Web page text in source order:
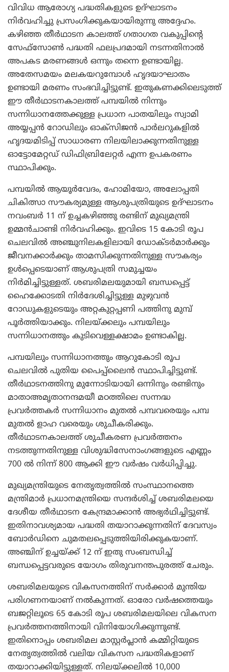
വിവിധ ആരോഗ്യ പദ്ധതികളുടെ ഉദ്ഘാടനം
നിര്‍വഹിച്ചു പ്രസംഗിക്കുകയായിരുന്നു അദ്ദേഹം.
കഴിഞ്ഞ തീര്‍ഥാടന കാലത്ത് ഗതാഗത വകുപ്പിന്റെ
സേഫ്‌സോണ്‍ പദ്ധതി ഫലപ്രദമായി നടന്നതിനാല്‍
അപകട മരണങ്ങള്‍ ഒന്നും തന്നെ ഉണ്ടായില്ല.
അതേസമയം മലകയറുമ്പോള്‍ ഹൃദയാഘാതം
ഉണ്ടായി മരണം സംഭവിച്ചിട്ടുണ്ട്. ഇതുകണക്കിലെടുത്ത്
ഈ തീര്‍ഥാടനകാലത്ത് പമ്പയില്‍ നിന്നും
സന്നിധാനത്തേക്കുള്ള പ്രധാന പാതയിലും സ്വാമി
അയ്യപ്പന്‍ റോഡിലും ഓക്‌സിജന്‍ പാര്‍ലറുകളില്‍
ഹൃദയമിടിപ്പ് സാധാരണ നിലയിലാക്കുന്നതിനുള്ള
ഓട്ടോമേറ്റഡ് ഡിഫിബ്രിലേറ്റര്‍ എന്ന ഉപകരണം
സ്ഥാപിക്കും.
പമ്പയില്‍ ആയൂര്‍വേദം, ഹോമിയോ, അലോപ്പതി
ചികിത്സാ സൗകര്യമുള്ള ആശുപത്രിയുടെ ഉദ്ഘാടനം
നവംബര്‍ 11 ന് ഉച്ചകഴിഞ്ഞു രണ്ടിന് മുഖ്യമന്ത്രി
ഉമ്മന്‍ചാണ്ടി നിര്‍വഹിക്കും. ഇവിടെ 15 കോടി രൂപ
ചെലവില്‍ അഞ്ചുനിലകളിലായി ഡോക്ടര്‍മാര്‍ക്കും
ജീവനക്കാര്‍ക്കും താമസിക്കുന്നതിനുള്ള സൗകര്യം
ഉള്‍പ്പെടെയാണ് ആശുപത്രി സമുച്ചയം
നിര്‍മിച്ചിട്ടുള്ളത്. ശബരിമലയുമായി ബന്ധപ്പെട്ട്
ഹൈക്കോടതി നിര്‍ദേശിച്ചിട്ടുള്ള മുഴുവന്‍
റോഡുകളുടെയും അറ്റകുറ്റപ്പണി പത്തിനു മുമ്പ്
പൂര്‍ത്തിയാക്കും. നിലയ്ക്കലും പമ്പയിലും
സന്നിധാനത്തും കുടിവെള്ളക്ഷാമം ഉണ്ടാകില്ല.
പമ്പയിലും സന്നിധാനത്തും ആറുകോടി രൂപ
ചെലവില്‍ പുതിയ പൈപ്പ്‌ലൈന്‍ സ്ഥാപിച്ചിട്ടുണ്ട്.
തീര്‍ഥാടനത്തിനു മുന്നോടിയായി ഒന്നിനും രണ്ടിനും
മാതാഅമൃതാനന്ദമയീ മഠത്തിലെ സന്നദ്ധ
പ്രവര്‍ത്തകര്‍ സന്നിധാനം മുതല്‍ പമ്പവരെയും പമ്പ
മുതല്‍ ളാഹ വരെയും ശുചീകരിക്കും.
തീര്‍ഥാടനകാലത്ത് ശുചീകരണ പ്രവര്‍ത്തനം
നടത്തുന്നതിനുള്ള വിശുദ്ധിസേനാംഗങ്ങളുടെ എണ്ണം
700 ല്‍ നിന്ന് 800 ആക്കി ഈ വര്‍ഷം വര്‍ധിപ്പിച്ചു.
മുഖ്യമന്ത്രിയുടെ നേതൃത്വത്തില്‍ സംസ്ഥാനത്തെ
മന്ത്രിമാര്‍ പ്രധാനമന്ത്രിയെ സന്ദര്‍ശിച്ച് ശബരിമലയെ
ദേശീയ തീര്‍ഥാടന കേന്ദ്രമാക്കാന്‍ അഭ്യര്‍ഥിച്ചിട്ടുണ്ട്.
ഇതിനാവശ്യമായ പദ്ധതി തയാറാക്കുന്നതിന് ദേവസ്വം
ബോര്‍ഡിനെ ചുമതലപ്പെടുത്തിയിരിക്കുകയാണ്.
അഞ്ചിന് ഉച്ചയ്ക്ക് 12 ന് ഇതു സംബന്ധിച്ച്
ബന്ധപ്പെട്ടവരുടെ യോഗം തിരുവനന്തപുരത്ത് ചേരും.
ശബരിമലയുടെ വികസനത്തിന് സര്‍ക്കാര്‍ മുന്തിയ
പരിഗണനയാണ് നല്‍കുന്നത്. ഓരോ വര്‍ഷത്തെയും
ബജറ്റിലൂടെ 65 കോടി രൂപ ശബരിമലയിലെ വികസന
പ്രവര്‍ത്തനത്തിനായി വിനിയോഗിക്കുന്നുണ്ട്.
ഇതിനൊപ്പം ശബരിമല മാസ്റ്റര്‍പ്ലാന്‍ കമ്മിറ്റിയുടെ
നേതൃത്വത്തില്‍ വലിയ വികസന പദ്ധതികളാണ്
തയാറാക്കിയിട്ടുള്ളത്. നിലയ്ക്കലില്‍ 10,000